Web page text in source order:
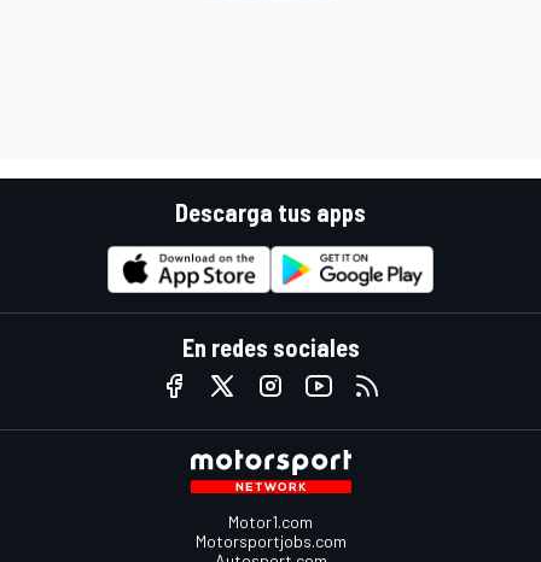
Descarga tus apps
En redes sociales
Motor1.com
Motorsportjobs.com